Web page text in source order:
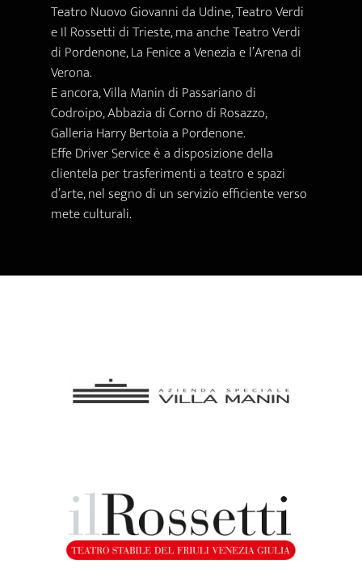
Teatro Nuovo Giovanni da Udine, Teatro Verdi
e Il Rossetti di Trieste, ma anche Teatro Verdi
di Pordenone, La Fenice a Venezia e l’Arena di
Verona.
E ancora, Villa Manin di Passariano di
Codroipo, Abbazia di Corno di Rosazzo,
Galleria Harry Bertoia a Pordenone.
Effe Driver Service è a disposizione della
clientela per trasferimenti a teatro e spazi
d’arte, nel segno di un servizio efficiente verso
mete culturali.